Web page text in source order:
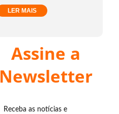
LER MAIS
Assine a
Newsletter
Receba as notícias e